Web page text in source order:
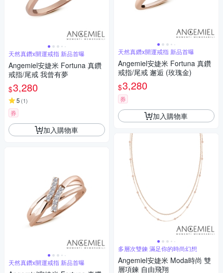
天然真鑽x開運戒指 新品首曝
Angemiel安婕米 Fortuna 真鑽
戒指/尾戒 我曾有夢
$3,280
5 (1)
券
加入購物車
天然真鑽x開運戒指 新品首曝
天然真鑽x開運戒指 新品首曝
Angemiel安婕米 Fortuna 真鑽
戒指/尾戒 邂逅 (玫瑰金)
$3,280
券
加入購物車
多層次雙鍊 滿足你的時尚幻想
Angemiel安婕米 Moda時尚 雙
層項鍊 自由飛翔